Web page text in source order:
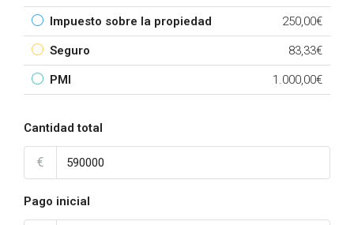
Impuesto sobre la propiedad 250,00€
Seguro 83,33€
PMI 1.000,00€
Cantidad total
€
Pago inicial